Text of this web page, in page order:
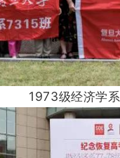
1973级经济学